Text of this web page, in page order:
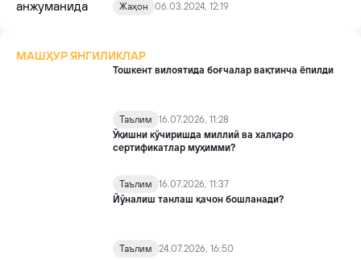
Жаҳон 06.03.2024, 12:19
МАШҲУР ЯНГИЛИКЛАР
Тошкент вилоятида боғчалар вақтинча ёпилди
Таълим
16.07.2026, 11:28
Ўқишни кўчиришда миллий ва халқаро
сертификатлар муҳимми?
Таълим
16.07.2026, 11:37
Йўналиш танлаш қачон бошланади?
Таълим
24.07.2026, 16:50